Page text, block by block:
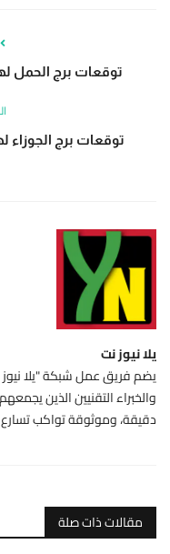
توقعات برج الحمل لهذا
توقعات برج الجوزاء لهذا
يلا نيوز نت
يضم فريق عمل شبكة "يلا نيوز
والخبراء التقنيين الذين
دقيقة، وموثوقة تواكب تسارع
مقالات ذات صلة